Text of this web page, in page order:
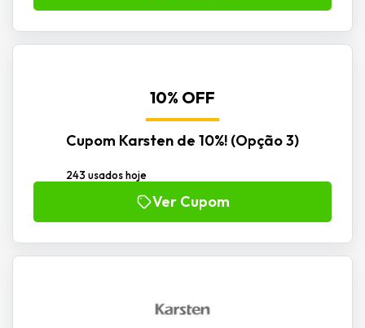
10% OFF
Cupom Karsten de 10%! (Opção 3)
243 usados hoje
Ver Cupom